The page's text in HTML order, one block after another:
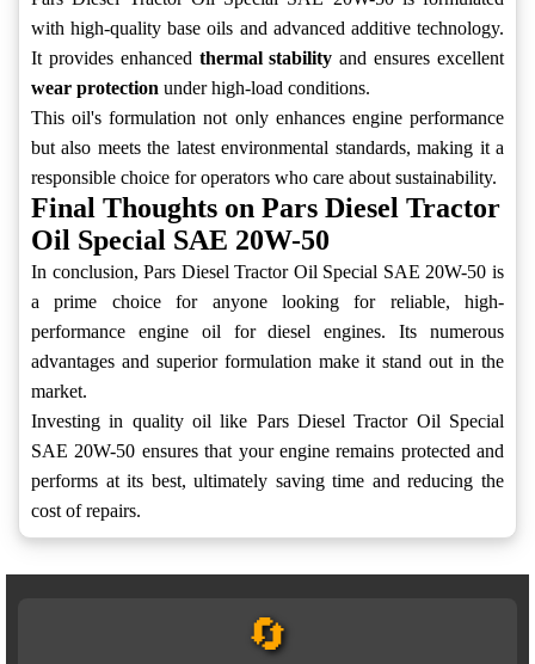
with high-quality base oils and advanced additive technology.
It provides enhanced thermal stability and ensures excellent
wear protection under high-load conditions.
This oil's formulation not only enhances engine performance
but also meets the latest environmental standards, making it a
responsible choice for operators who care about sustainability.
Final Thoughts on Pars Diesel Tractor
Oil Special SAE 20W-50
In conclusion, Pars Diesel Tractor Oil Special SAE 20W-50 is
a prime choice for anyone looking for reliable, high-
performance engine oil for diesel engines. Its numerous
advantages and superior formulation make it stand out in the
market.
Investing in quality oil like Pars Diesel Tractor Oil Special
SAE 20W-50 ensures that your engine remains protected and
performs at its best, ultimately saving time and reducing the
cost of repairs.
🔄